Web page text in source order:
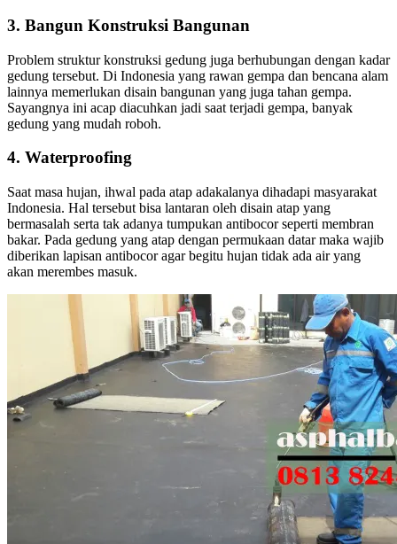
3. Bangun Konstruksi Bangunan
Problem struktur konstruksi gedung juga berhubungan dengan kadar
gedung tersebut. Di Indonesia yang rawan gempa dan bencana alam
lainnya memerlukan disain bangunan yang juga tahan gempa.
Sayangnya ini acap diacuhkan jadi saat terjadi gempa, banyak
gedung yang mudah roboh.
4. Waterproofing
Saat masa hujan, ihwal pada atap adakalanya dihadapi masyarakat
Indonesia. Hal tersebut bisa lantaran oleh disain atap yang
bermasalah serta tak adanya tumpukan antibocor seperti membran
bakar. Pada gedung yang atap dengan permukaan datar maka wajib
diberikan lapisan antibocor agar begitu hujan tidak ada air yang
akan merembes masuk.